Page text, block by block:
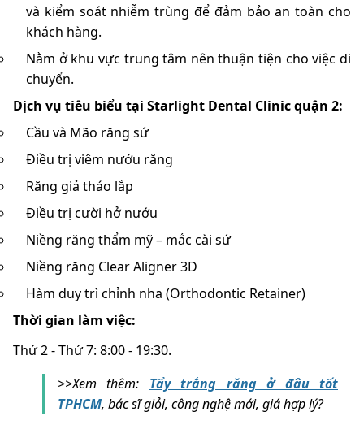
và kiểm soát nhiễm trùng để đảm bảo an toàn cho
khách hàng.
Nằm ở khu vực trung tâm nên thuận tiện cho việc di
chuyển.
Dịch vụ tiêu biểu tại Starlight Dental Clinic quận 2:
Cầu và Mão răng sứ
Điều trị viêm nướu răng
Răng giả tháo lắp
Điều trị cười hở nướu
Niềng răng thẩm mỹ – mắc cài sứ
Niềng răng Clear Aligner 3D
Hàm duy trì chỉnh nha (Orthodontic Retainer)
Thời gian làm việc:
Thứ 2 - Thứ 7: 8:00 - 19:30.
>>Xem thêm: Tẩy trắng răng ở đâu tốt
TPHCM, bác sĩ giỏi, công nghệ mới, giá hợp lý?